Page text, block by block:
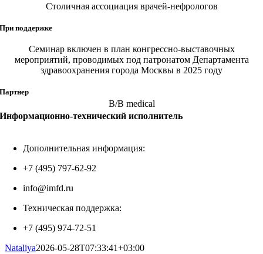
Столичная ассоциация врачей-нефрологов
При поддержке
Семинар включен в план конгрессно-выставочных
мероприятий, проводимых под патронатом Департамента
здравоохранения города Москвы в 2025 году
Партнер
B/B medical
Информационно-технический исполнитель
Дополнительная информация:
+7 (495) 797-62-92
info@imfd.ru
Техническая поддержка:
+7 (495) 974-72-51
Nataliya2026-05-28T07:33:41+03:00